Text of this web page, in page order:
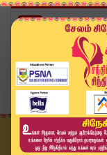
Home
வீடியோ
இன்றைக்கு